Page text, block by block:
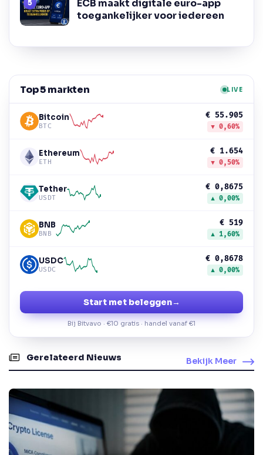
ECB maakt digitale euro-app
toegankelijker voor iedereen
Top 5 markten LIVE
Bitcoin
BTC
€ 55.905
▼ 0,60%
Ethereum
ETH
€ 1.654
▼ 0,50%
Tether
USDT
€ 0,8675
▲ 0,00%
BNB
BNB
€ 519
▲ 1,60%
USDC
USDC
€ 0,8678
▲ 0,00%
Start met beleggen→
Bij Bitvavo · €10 gratis · handel vanaf €1
Gerelateerd Nieuws Bekijk Meer